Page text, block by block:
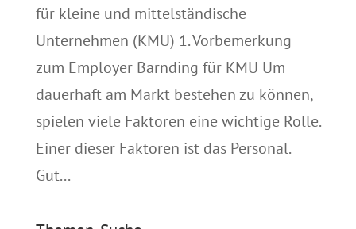
für kleine und mittelständische
Unternehmen (KMU) 1. Vorbemerkung
zum Employer Barnding für KMU Um
dauerhaft am Markt bestehen zu können,
spielen viele Faktoren eine wichtige Rolle.
Einer dieser Faktoren ist das Personal.
Gut...